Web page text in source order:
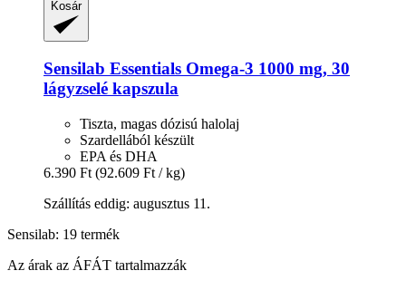
Kosár
Sensilab Essentials Omega-​3 1000 mg, 30
lágyzselé kapszula
Tiszta, magas dózisú halolaj
Szardellából készült
EPA és DHA
6.390 Ft (92.609 Ft / kg)
Szállítás eddig: augusztus 11.
Sensilab: 19 termék
Az árak az ÁFÁT tartalmazzák